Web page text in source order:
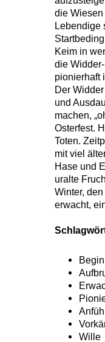
die
Lebendige
Keim in
die
pionierhaft
Der
und
machen,
Osterfest.
Toten.
mit viel
Hase und
uralte
Winter,
erwacht,
Wille